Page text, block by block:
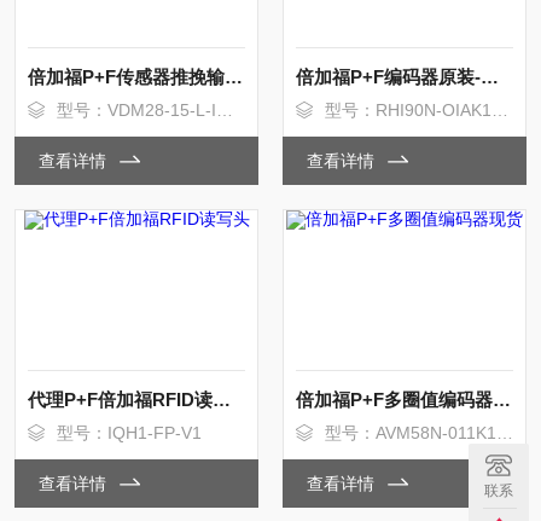
倍加福P+F传感器推挽输出模拟量输出
型号：VDM28-15-L-IO/73C/110/122
查看详情
倍加福P+F编码器原装-你笑起来真好看
型号：RHI90N-OIAK1R61N-02500
查看详情
代理P+F倍加福RFID读写头
型号：IQH1-FP-V1
查看详情
倍加福P+F多圈值编码器现货
型号：AVM58N-011K1RHGN-1213
查看详情 联系